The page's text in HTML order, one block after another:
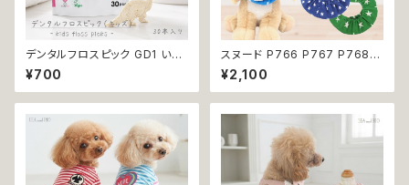
デンタルフロスピック GD1 いち
ごフレーバーデンタルフロス TH
E HUMBLE CO. 30本入り い
ちごフレーバー 恐竜 フロス 歯
¥700
スヌード P766 P767 P768
カチューシャ うさ耳 たれ耳 うさ
みみ ドッグウェア ドッグ ウェア
ドッグウエア 犬 猫 ペット 服 犬
犬 濡れ防止 汚れ防止 返品交換
不可
¥2,100